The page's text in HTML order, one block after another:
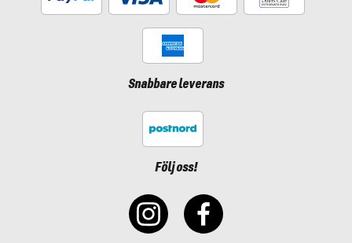
Snabbare leverans
Följ oss!